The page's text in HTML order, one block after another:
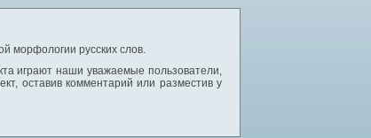
морфологии русских слов.
играют наши уважаемые пользователи,
оставив комментарий или разместив у